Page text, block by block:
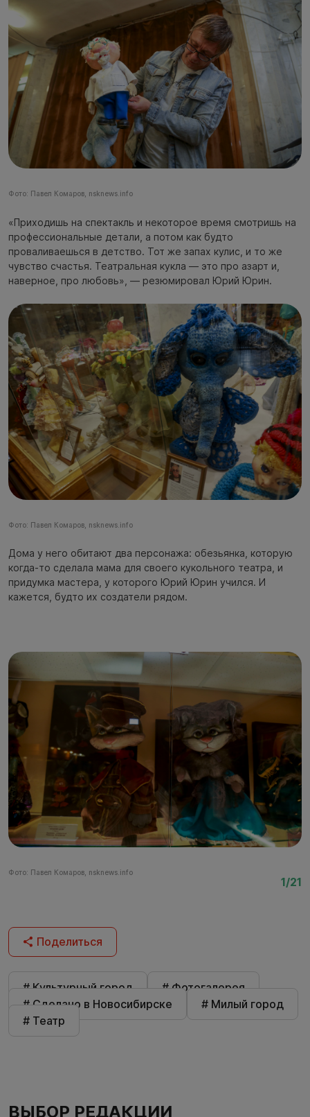
Фото: Павел Комаров, nsknews.info
«Приходишь на спектакль и некоторое время смотришь на
профессиональные детали, а потом как будто
проваливаешься в детство. Тот же запах кулис, и то же
чувство счастья. Театральная кукла — это про азарт и,
наверное, про любовь», — резюмировал Юрий Юрин.
Фото: Павел Комаров, nsknews.info
Дома у него обитают два персонажа: обезьянка, которую
когда-то сделала мама для своего кукольного театра, и
придумка мастера, у которого Юрий Юрин учился. И
кажется, будто их создатели рядом.
Фото: Павел Комаров, nsknews.info
1/21
Поделиться
# Культурный город
# Фотогалерея
# Сделано в Новосибирске
# Милый город
# Театр
ВЫБОР РЕДАКЦИИ